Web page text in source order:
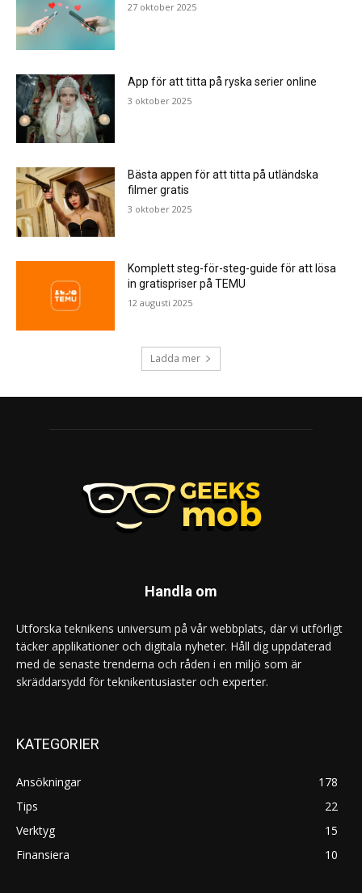
27 oktober 2025
App för att titta på ryska serier online
3 oktober 2025
Bästa appen för att titta på utländska
filmer gratis
3 oktober 2025
Komplett steg-för-steg-guide för att lösa
in gratispriser på TEMU
12 augusti 2025
Ladda mer
Handla om
Utforska teknikens universum på vår webbplats, där vi utförligt
täcker applikationer och digitala nyheter. Håll dig uppdaterad
med de senaste trenderna och råden i en miljö som är
skräddarsydd för teknikentusiaster och experter.
KATEGORIER
Ansökningar
178
Tips
22
Verktyg
15
Finansiera
10